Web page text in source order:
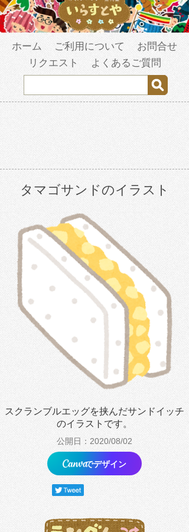
ホーム ご利用について
お問合せ
リクエスト
よくあるご質問
タマゴサンドのイラスト
スクランブルエッグを挟んだサンドイッチ
のイラストです。
公開日：2020/08/02
でデザイン